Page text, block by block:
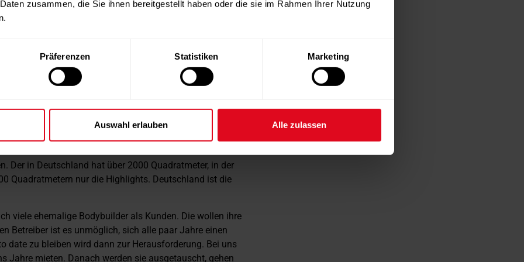
zusammen, die Sie ihnen bereitgestellt haben oder die sie im Rahmen Ihrer Nutzung
Präferenzen Statistiken Marketing
Auswahl erlauben Alle zulassen
wird wiederkommen. Allerdings haben wir Stand jetzt
gibt, werden wir natürlich sofort darüber
Kunst» immer gleich?
aus, um eben auch die neuesten Produkte
weil sie ein ganz bestimmtes Gerät sehen möchten,
schon im Showroom parat stehen.
der Schweiz, was Showroom und Kundschaft angeht?
Der in Deutschland hat über 2000 Quadratmeter, in der
Quadratmetern nur die Highlights. Deutschland ist die
viele ehemalige Bodybuilder als Kunden. Die wollen ihre
Betreiber ist es unmöglich, sich alle paar Jahre einen
date zu bleiben wird dann zur Herausforderung. Bei uns
Jahre mieten. Danach werden sie ausgetauscht, gehen